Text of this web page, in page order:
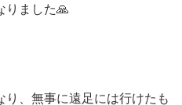
りました🙏
、無事に遠足には行けたも